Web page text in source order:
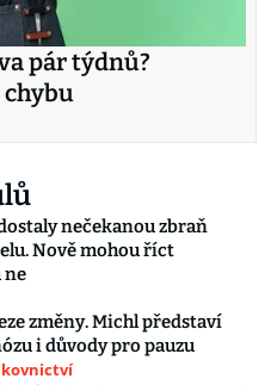
pár týdnů?
nečekanou zbraň
Nově mohou říct
ne
změny. Michl představí
i důvody pro pauzu